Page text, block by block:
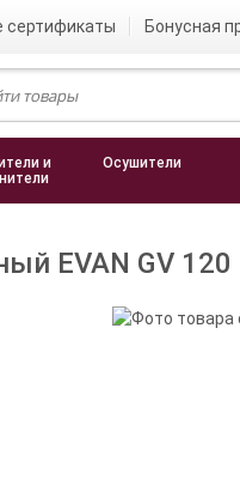
сертификаты Бонусная
и
Осушители
EVAN GV 120